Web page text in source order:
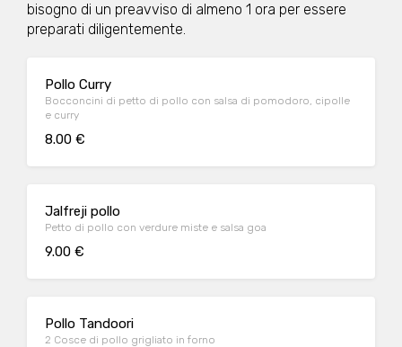
bisogno di un preavviso di almeno 1 ora per essere
preparati diligentemente.
Pollo Curry
Bocconcini di petto di pollo con salsa di pomodoro, cipolle
e curry
8.00 €
Jalfreji pollo
Petto di pollo con verdure miste e salsa goa
9.00 €
Pollo Tandoori
2 Cosce di pollo grigliato in forno